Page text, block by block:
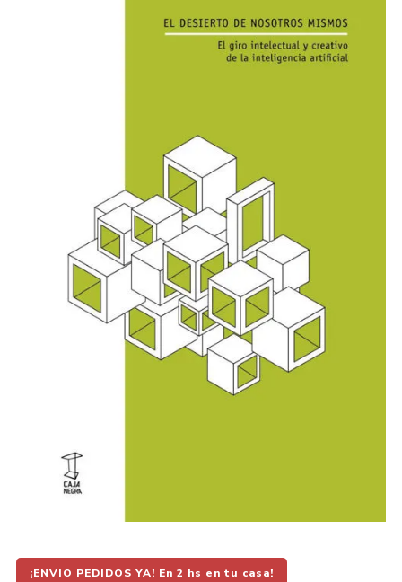
¡ENVIO PEDIDOS YA! En 2 hs en tu casa!